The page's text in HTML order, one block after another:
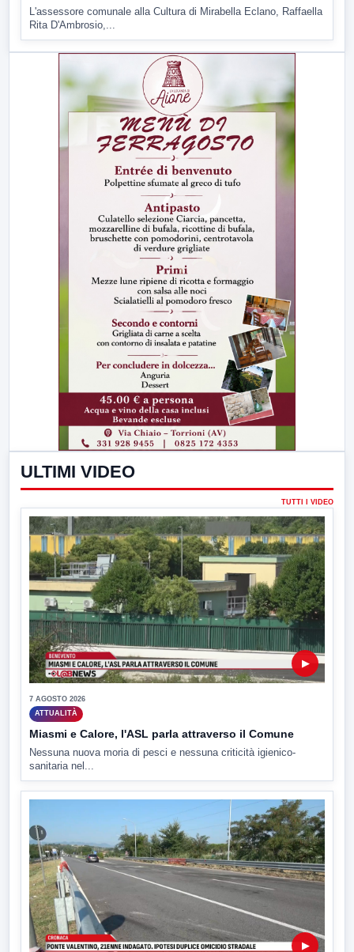
L'assessore comunale alla Cultura di Mirabella Eclano, Raffaella
Rita D'Ambrosio,...
ULTIMI VIDEO
TUTTI I VIDEO
▶
7 AGOSTO 2026
ATTUALITÀ
Miasmi e Calore, l'ASL parla attraverso il Comune
Nessuna nuova moria di pesci e nessuna criticità igienico-
sanitaria nel...
▶